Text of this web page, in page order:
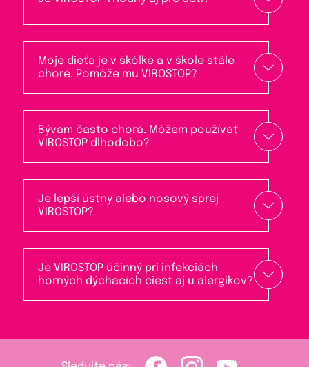
Moje dieťa je v škôlke a v škole stále
choré. Pomôže mu VIROSTOP?
Bývam často chorá. Môžem používať
VIROSTOP dlhodobo?
Je lepší ústny alebo nosový sprej
VIROSTOP?
Je VIROSTOP účinný pri infekciách
horných dýchacích ciest aj u alergikov?